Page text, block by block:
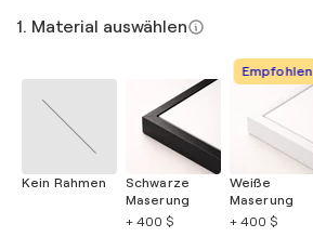
1. Material auswählen
Kein Rahmen
Schwarze
Maserung
+ 400 $
Empfohlen
Weiße
Maserung
+ 400 $